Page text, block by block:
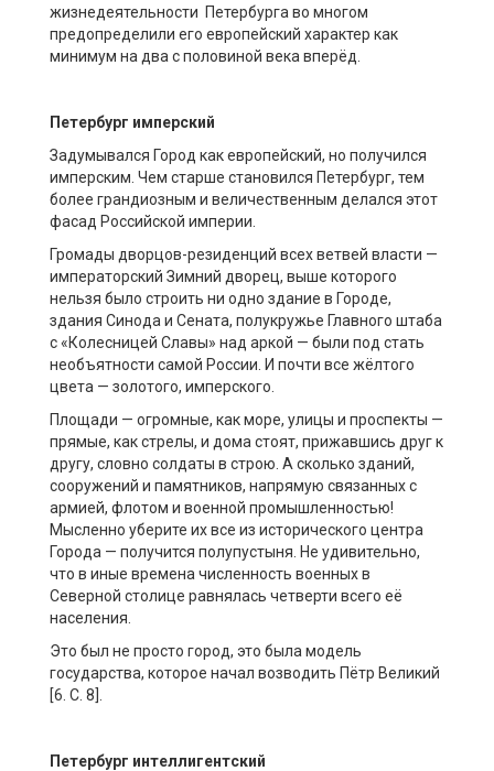
жизнедеятельности Петербурга во многом
предопределили его европейский характер как
минимум на два с половиной века вперёд.
Петербург имперский
Задумывался Город как европейский, но получился
имперским. Чем старше становился Петербург, тем
более грандиозным и величественным делался этот
фасад Российской империи.
Громады дворцов-резиденций всех ветвей власти —
императорский Зимний дворец, выше которого
нельзя было строить ни одно здание в Городе,
здания Синода и Сената, полукружье Главного штаба
с «Колесницей Славы» над аркой — были под стать
необъятности самой России. И почти все жёлтого
цвета — золотого, имперского.
Площади — огромные, как море, улицы и проспекты —
прямые, как стрелы, и дома стоят, прижавшись друг к
другу, словно солдаты в строю. А сколько зданий,
сооружений и памятников, напрямую связанных с
армией, флотом и военной промышленностью!
Мысленно уберите их все из исторического центра
Города — получится полупустыня. Не удивительно,
что в иные времена численность военных в
Северной столице равнялась четверти всего её
населения.
Это был не просто город, это была модель
государства, которое начал возводить Пётр Великий
[6. С. 8].
Петербург интеллигентский